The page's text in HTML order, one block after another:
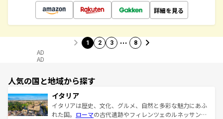
詳細を見る
1 2 3 … 8
AD
AD
人気の国と地域から探す
イタリア
イタリアは歴史、文化、グルメ、自然と多彩な魅力にあふ
れた国。 ローマの古代遺跡やフィレンツェのルネッサンス